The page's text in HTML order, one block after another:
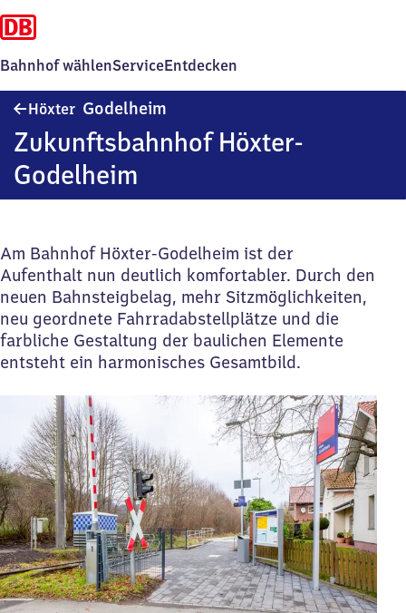
Bahnhof wählenServiceEntdecken
Höxter Godelheim
Zukunftsbahnhof Höxter-
Godelheim
Am Bahnhof Höxter-Godelheim ist der
Aufenthalt nun deutlich komfortabler. Durch den
neuen Bahnsteigbelag, mehr Sitzmöglichkeiten,
neu geordnete Fahrradabstellplätze und die
farbliche Gestaltung der baulichen Elemente
entsteht ein harmonisches Gesamtbild.